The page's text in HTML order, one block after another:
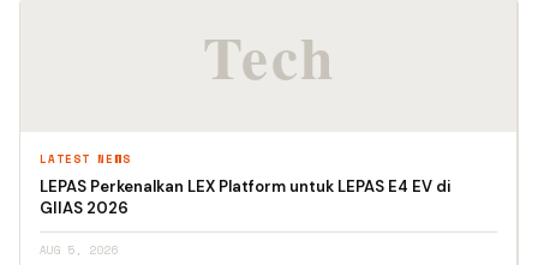
LATEST NEWS
LEPAS Perkenalkan LEX Platform untuk LEPAS E4 EV di
GIIAS 2026
AUG 5, 2026